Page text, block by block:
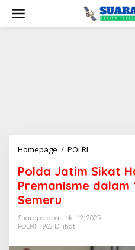
konten
Homepage / POLRI
Sikat
Habis
Premanisme
10
Polda Jatim Sikat
Premanisme dalam
Semeru
Suarapalapa
Mei 12, 2025
POLRI
962 Dilihat